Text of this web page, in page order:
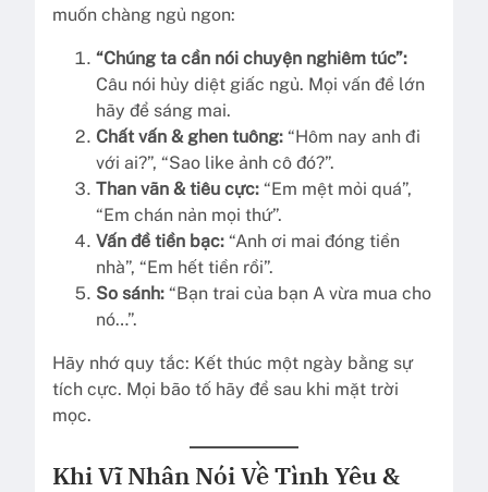
muốn chàng ngủ ngon:
“Chúng ta cần nói chuyện nghiêm túc”:
Câu nói hủy diệt giấc ngủ. Mọi vấn đề lớn
hãy để sáng mai.
Chất vấn & ghen tuông: “Hôm nay anh đi
với ai?”, “Sao like ảnh cô đó?”.
Than vãn & tiêu cực: “Em mệt mỏi quá”,
“Em chán nản mọi thứ”.
Vấn đề tiền bạc: “Anh ơi mai đóng tiền
nhà”, “Em hết tiền rồi”.
So sánh: “Bạn trai của bạn A vừa mua cho
nó…”.
Hãy nhớ quy tắc: Kết thúc một ngày bằng sự
tích cực. Mọi bão tố hãy để sau khi mặt trời
mọc.
Khi Vĩ Nhân Nói Về Tình Yêu &